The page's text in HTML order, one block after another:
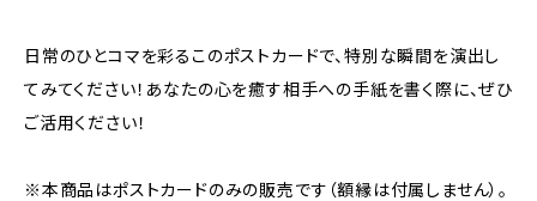
日常のひとコマを彩るこのポストカードで、特別な瞬間を演出し
てみてください！あなたの心を癒す相手への手紙を書く際に、ぜひ
ご活用ください！
※本商品はポストカードのみの販売です（額縁は付属しません）。